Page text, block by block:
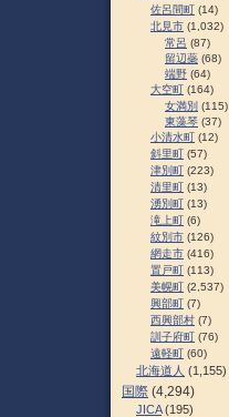
佐呂間町 (14)
北見市 (1,032)
常呂 (87)
留辺蘂 (68)
端野 (64)
大空町 (164)
女満別 (115)
東藻琴 (37)
小清水町 (12)
斜里町 (57)
津別町 (223)
清里町 (13)
湧別町 (13)
滝上町 (6)
紋別市 (126)
網走市 (416)
置戸町 (113)
美幌町 (2,537)
興部町 (7)
西興部村 (7)
訓子府町 (76)
遠軽町 (60)
北海道人 (1,155)
国際 (4,294)
JICA(195)